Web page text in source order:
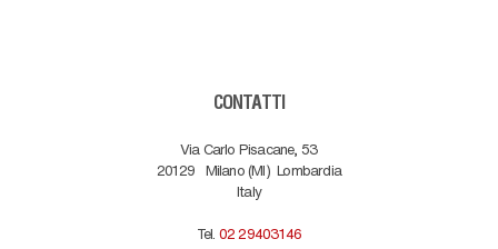
CONTATTI
Via Carlo Pisacane, 53
20129 Milano (MI) Lombardia
Italy
Tel. 02 29403146